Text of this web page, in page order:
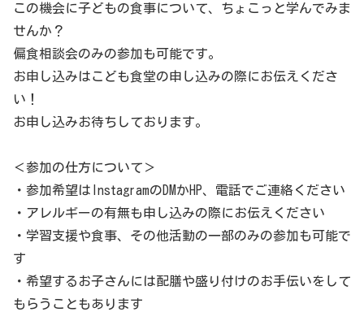
この機会に子どもの食事について、ちょこっと学んでみま
せんか？
偏食相談会のみの参加も可能です。
お申し込みはこども食堂の申し込みの際にお伝えくださ
い！
お申し込みお待ちしております。
＜参加の仕方について＞
・参加希望はInstagramのDMかHP、電話でご連絡ください
・アレルギーの有無も申し込みの際にお伝えください
・学習支援や食事、その他活動の一部のみの参加も可能で
す
・希望するお子さんには配膳や盛り付けのお手伝いをして
もらうこともあります